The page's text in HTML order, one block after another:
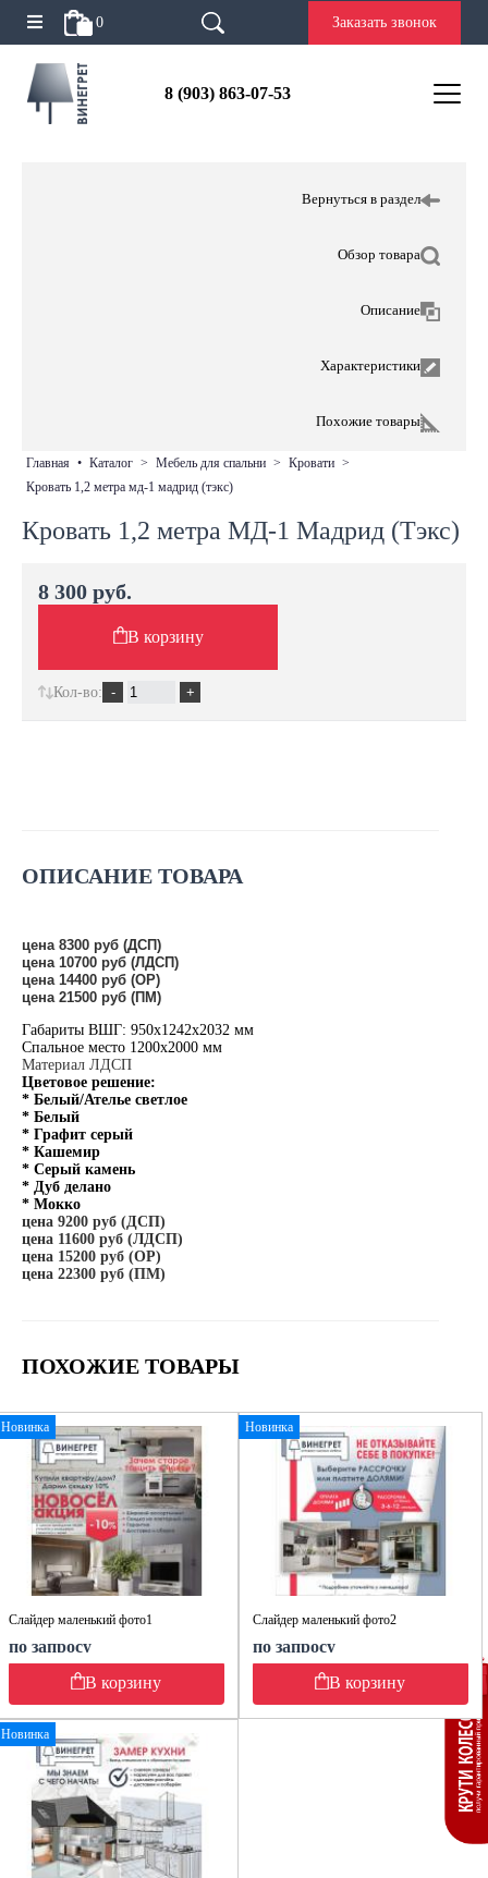
0 Заказать звонок
8 (903) 863-07-53
Вернуться в раздел
Обзор товара
Описание
Характеристики
Похожие товары
главная • каталог > мебель для спальни > кровати >
кровать 1,2 метра мд-1 мадрид (тэкс)
Кровать 1,2 метра МД-1 Мадрид (Тэкс)
ОПИСАНИЕ ТОВАРА
цена 8300 руб (ДСП)
цена 10700 руб (ЛДСП)
цена 14400 руб (ОР)
цена 21500 руб (ПМ)
Габариты ВШГ: 950х1242х2032 мм
Спальное место 1200х2000 мм
Материал ЛДСП
Цветовое решение:
* Белый/Ателье светлое
* Белый
* Графит серый
* Кашемир
* Серый камень
* Дуб делано
* Мокко
цена 9200 руб (ДСП)
цена 11600 руб (ЛДСП)
цена 15200 руб (ОР)
цена 22300 руб (ПМ)
ПОХОЖИЕ ТОВАРЫ
Новинка
Слайдер маленький фото1
по запросу
В корзину
Новинка
Слайдер маленький фото2
по запросу
В корзину
Новинка
8 300 руб.
В корзину
Кол-во: